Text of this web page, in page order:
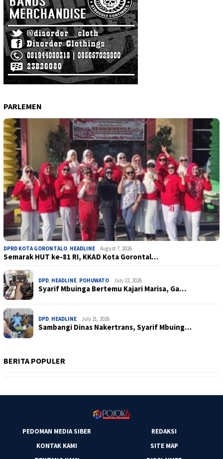
PARLEMEN
DPRD KOTA GORONTALO, HEADLINE August 7, 2026
Semarak HUT ke-81 RI, KKAD Kota Gorontal…
DPD, HEADLINE, POHUWATO July 22, 2026
Syarif Mbuinga Bertemu Kajari Marisa, Ga…
DPD, HEADLINE July 21, 2026
Sambangi Dinas Nakertrans, Syarif Mbuing…
BERITA POPULER
PEDOMAN MEDIA SIBER
REDAKSI
KONTAK KAMI
SITE MAP